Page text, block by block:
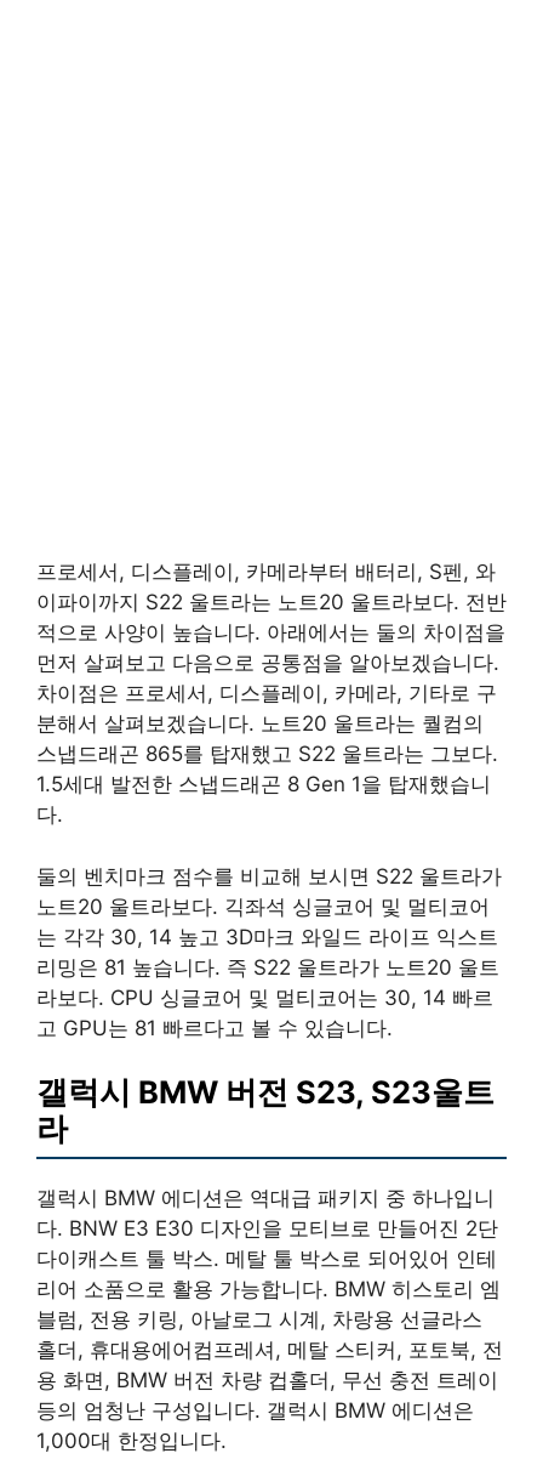
프로세서, 디스플레이, 카메라부터 배터리, S펜, 와
이파이까지 S22 울트라는 노트20 울트라보다. 전반
적으로 사양이 높습니다. 아래에서는 둘의 차이점을
먼저 살펴보고 다음으로 공통점을 알아보겠습니다.
차이점은 프로세서, 디스플레이, 카메라, 기타로 구
분해서 살펴보겠습니다. 노트20 울트라는 퀄컴의
스냅드래곤 865를 탑재했고 S22 울트라는 그보다.
1.5세대 발전한 스냅드래곤 8 Gen 1을 탑재했습니
다.
둘의 벤치마크 점수를 비교해 보시면 S22 울트라가
노트20 울트라보다. 긱좌석 싱글코어 및 멀티코어
는 각각 30, 14 높고 3D마크 와일드 라이프 익스트
리밍은 81 높습니다. 즉 S22 울트라가 노트20 울트
라보다. CPU 싱글코어 및 멀티코어는 30, 14 빠르
고 GPU는 81 빠르다고 볼 수 있습니다.
갤럭시 BMW 버전 S23, S23울트
라
갤럭시 BMW 에디션은 역대급 패키지 중 하나입니
다. BNW E3 E30 디자인을 모티브로 만들어진 2단
다이캐스트 툴 박스. 메탈 툴 박스로 되어있어 인테
리어 소품으로 활용 가능합니다. BMW 히스토리 엠
블럼, 전용 키링, 아날로그 시계, 차랑용 선글라스
홀더, 휴대용에어컴프레셔, 메탈 스티커, 포토북, 전
용 화면, BMW 버전 차량 컵홀더, 무선 충전 트레이
등의 엄청난 구성입니다. 갤럭시 BMW 에디션은
1,000대 한정입니다.